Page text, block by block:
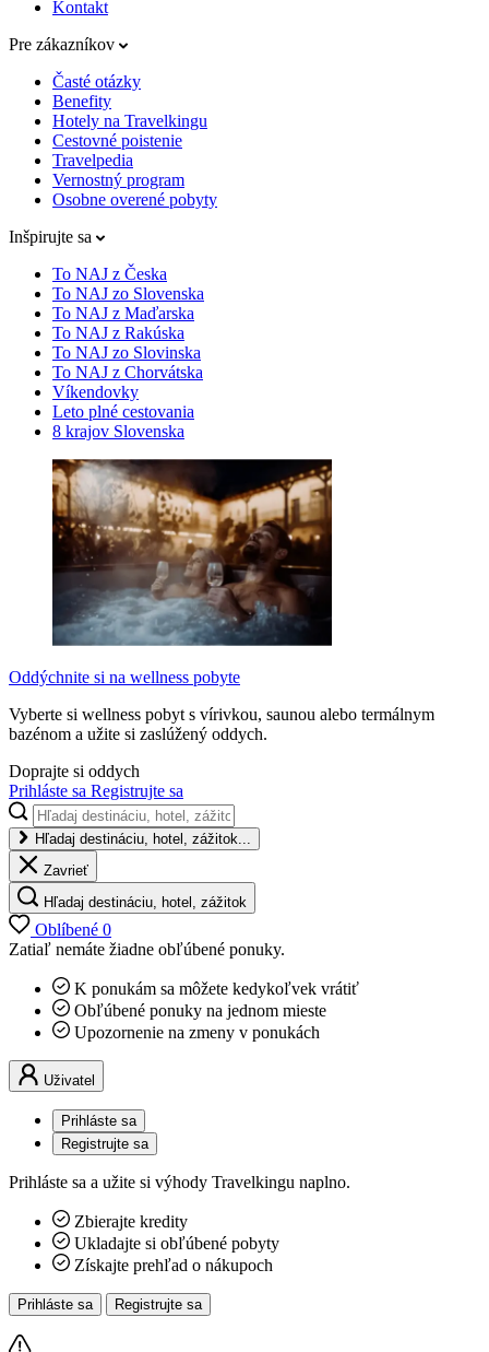
Kontakt
Pre zákazníkov
Časté otázky
Benefity
Hotely na Travelkingu
Cestovné poistenie
Travelpedia
Vernostný program
Osobne overené pobyty
Inšpirujte sa
To NAJ z Česka
To NAJ zo Slovenska
To NAJ z Maďarska
To NAJ z Rakúska
To NAJ zo Slovinska
To NAJ z Chorvátska
Víkendovky
Leto plné cestovania
8 krajov Slovenska
Oddýchnite si na wellness pobyte
Vyberte si wellness pobyt s vírivkou, saunou alebo termálnym
bazénom a užite si zaslúžený oddych.
Doprajte si oddych
Prihláste sa Registrujte sa
Hľadaj destináciu, hotel, zážitok...
Zavrieť
Hľadaj destináciu, hotel, zážitok
Oblíbené 0
Zatiaľ nemáte žiadne obľúbené ponuky.
K ponukám sa môžete kedykoľvek vrátiť
Obľúbené ponuky na jednom mieste
Upozornenie na zmeny v ponukách
Uživatel
Prihláste sa
Registrujte sa
Prihláste sa a užite si výhody Travelkingu naplno.
Zbierajte kredity
Ukladajte si obľúbené pobyty
Získajte prehľad o nákupoch
Prihláste sa Registrujte sa